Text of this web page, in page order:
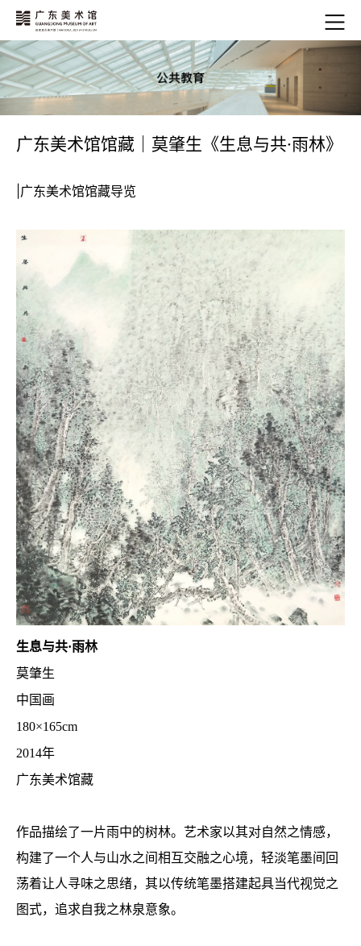
广东美术馆馆藏｜莫肇生《生息与共·雨林》
|广东美术馆馆藏导览
生息与共·雨林
莫肇生
中国画
180×165cm
2014年
广东美术馆藏
作品描绘了一片雨中的树林。艺术家以其对自然之情感，
构建了一个人与山水之间相互交融之心境，轻淡笔墨间回
荡着让人寻味之思绪，其以传统笔墨搭建起具当代视觉之
图式，追求自我之林泉意象。